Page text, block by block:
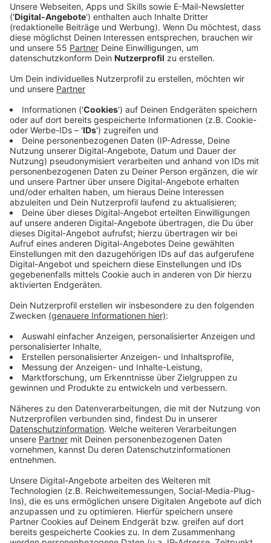
Familien springt unter anderem ein einmaliger
Kinderbonus von 300 Euro heraus.
Veröffentlicht:Donnerstag, 04.06.2020 07:29
Anzeige
Familien bekommen Geld vom Staat. Die Spitzen von
Union und SPD einigten sich auf einen Kinderbonus von
einmalig 300 Euro pro Kind, der mit dem Kindergeld
ausgezahlt werden soll. Wir wollen von euch wissen,
was ihr von dieser Entscheidung haltet. Macht sie für
euch Sinn oder nicht? Stimmt in unserem Voting ab.
Anzeige
Macht der Kinderbonus von 300 Euro
pro Kind Sinn?
Das Konjunkturpaket der Großen Koalition steht. Es
sieht viele Maßnahmen vor mit einem
Staat die Konjunktur ins Rollen bringen. Vorgesehen
ist dabei ein einmaliger 300-Euro-Kinderbonus für
jedes Kind. Wir wollen wissen: Macht dieser Bonus
Sinn?
Ja. Der Kinderbonus macht Sinn. 70%
Nein. Dieser Kinderbonus ist Unsinn. 30%
wurden insgesamt2725 Stimmenabgegeben.
Anzeige